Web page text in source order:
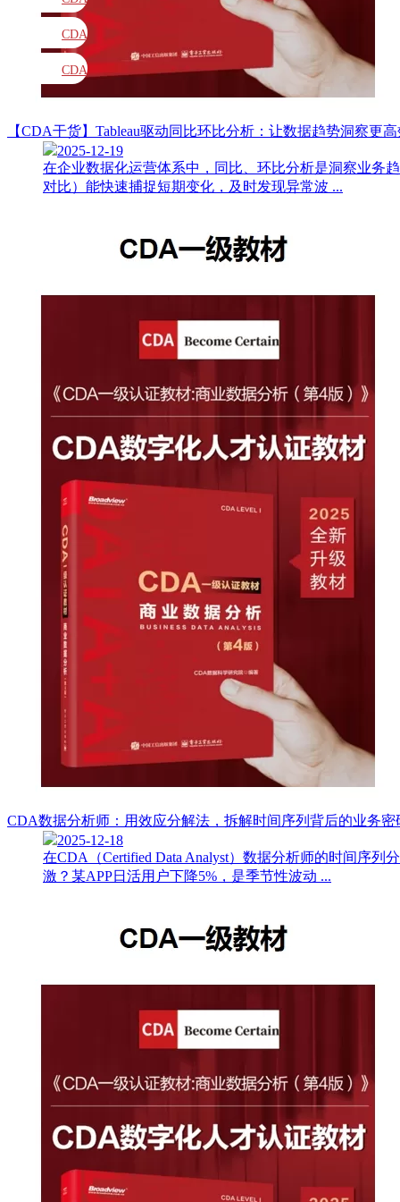
【CDA干货】Tableau驱动同比环比分析：让数据趋势洞察更
2025-12-19
在企业数据化运营体系中，同比、环比分析是洞察业务
对比）能快速捕捉短期变化，及时发现异常波 ...
CDA数据分析师：用效应分解法，拆解时间序列背后的业务密
2025-12-18
在CDA（Certified Data Analyst）数据分析师的时间序
激？某APP日活用户下降5%，是季节性波动 ...
教材
CDA
题库
CDA
大纲